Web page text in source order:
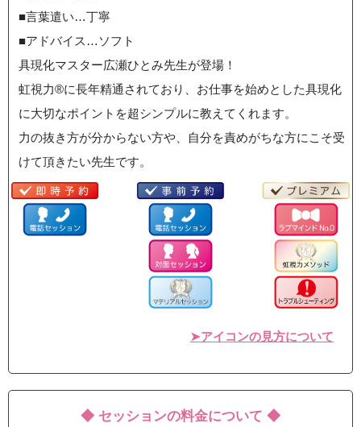
■言葉遣い…丁寧
■アドバイス…ソフト
具現化マスター広瀬ひとみ先生が登場！
虹視力®に長年精通されており、お仕事を始めとした具現化
に大切なポイントを超シンプルに教えてくれます。
力の抜き方が分からない方や、自分を責めがちな方にこそ受
けて頂きたい先生です。
➤アイコンの見方について
◆ セッションの料金について ◆